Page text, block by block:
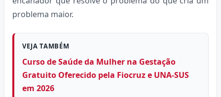
problema maior.
VEJA TAMBÉM
Curso de Saúde da Mulher na Gestação
Gratuito Oferecido pela Fiocruz e UNA-SUS
em 2026